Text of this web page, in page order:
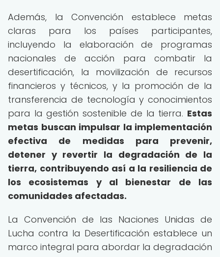
Además, la Convención establece metas
claras para los países participantes,
incluyendo la elaboración de programas
nacionales de acción para combatir la
desertificación, la movilización de recursos
financieros y técnicos, y la promoción de la
transferencia de tecnología y conocimientos
para la gestión sostenible de la tierra. Estas
metas buscan impulsar la implementación
efectiva de medidas para prevenir,
detener y revertir la degradación de la
tierra, contribuyendo así a la resiliencia de
los ecosistemas y al bienestar de las
comunidades afectadas.
La Convención de las Naciones Unidas de
Lucha contra la Desertificación establece un
marco integral para abordar la degradación